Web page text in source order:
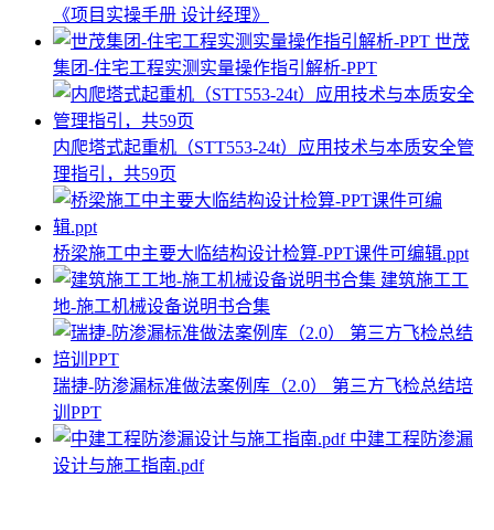
《项目实操手册 设计经理》
世茂
集团-住宅工程实测实量操作指引解析-PPT
内爬塔式起重机（STT553-24t）应用技术与本质安全管
理指引，共59页
桥梁施工中主要大临结构设计检算-PPT课件可编辑.ppt
建筑施工工
地-施工机械设备说明书合集
瑞捷-防渗漏标准做法案例库（2.0） 第三方飞检总结培
训PPT
中建工程防渗漏
设计与施工指南.pdf